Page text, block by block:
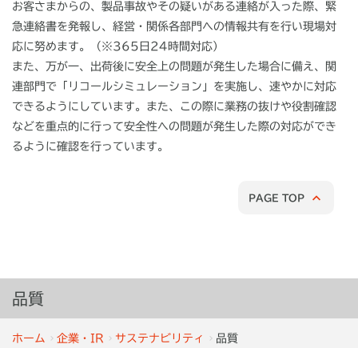
品質
ホーム 企業・IR サステナビリティ 品質
お客さまからの、製品事故やその疑いがある連絡が入った際、緊
急連絡書を発報し、経営・関係各部門への情報共有を行い現場対
応に努めます。（※365日24時間対応）
また、万が一、出荷後に安全上の問題が発生した場合に備え、関
連部門で「リコールシミュレーション」を実施し、速やかに対応
できるようにしています。また、この際に業務の抜けや役割確認
などを重点的に行って安全性への問題が発生した際の対応ができ
るように確認を行っています。
PAGE TOP